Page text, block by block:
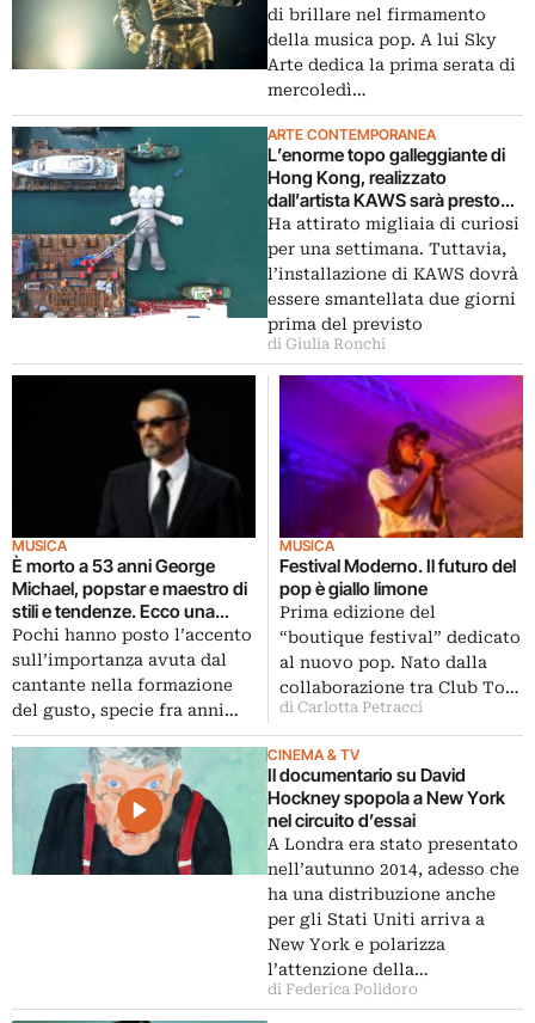
di brillare nel firmamento
della musica pop. A lui Sky
Arte dedica la prima serata di
mercoledì…
ARTE CONTEMPORANEA
L’enorme topo galleggiante di
Hong Kong, realizzato
dall’artista KAWS sarà presto
smantellato
Ha attirato migliaia di curiosi
per una settimana. Tuttavia,
l’installazione di KAWS dovrà
essere smantellata due giorni
prima del previsto
di Giulia Ronchi
MUSICA
È morto a 53 anni George
Michael, popstar e maestro di
stili e tendenze. Ecco una
galleria fotografica
Pochi hanno posto l’accento
sull’importanza avuta dal
cantante nella formazione
del gusto, specie fra anni…
MUSICA
Festival Moderno. Il futuro del
pop è giallo limone
Prima edizione del
“boutique festival” dedicato
al nuovo pop. Nato dalla
collaborazione tra Club To…
di Carlotta Petracci
CINEMA & TV
Il documentario su David
Hockney spopola a New York
nel circuito d’essai
A Londra era stato presentato
nell’autunno 2014, adesso che
ha una distribuzione anche
per gli Stati Uniti arriva a
New York e polarizza
l’attenzione della…
di Federica Polidoro